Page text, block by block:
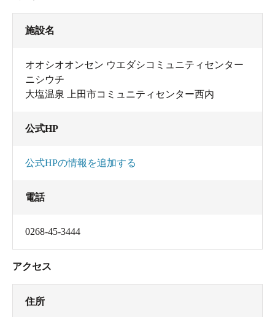
施設名
オオシオオンセン ウエダシコミュニティセンター
ニシウチ
大塩温泉 上田市コミュニティセンター西内
公式HP
公式HPの情報を追加する
電話
0268-45-3444
アクセス
住所